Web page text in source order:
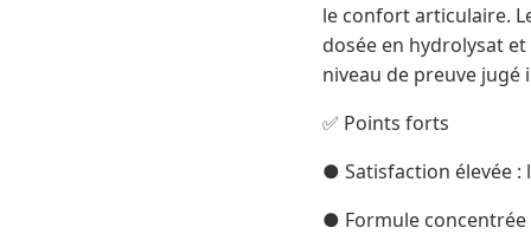
le confort articulaire.
dosée en hydrolysat
niveau de preuve
✅ Points forts
● Satisfaction élevée :
● Formule concentrée